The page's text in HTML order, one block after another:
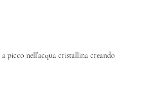
picco nell’acqua cristallina creando